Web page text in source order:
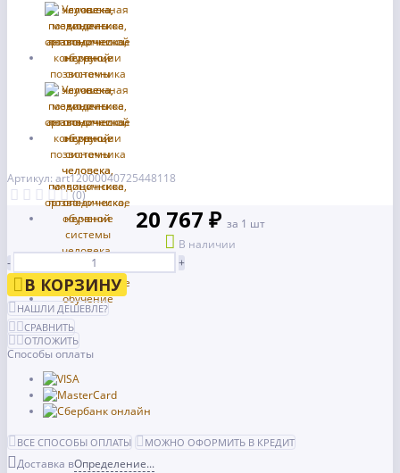
Артикул: art12000040725448118
(0)
20 767 ₽ за 1 шт
В наличии
-
+
В КОРЗИНУ
НАШЛИ ДЕШЕВЛЕ?
СРАВНИТЬ
ОТЛОЖИТЬ
Способы оплаты
ВСЕ СПОСОБЫ ОПЛАТЫ МОЖНО ОФОРМИТЬ В КРЕДИТ
Доставка вОпределение...